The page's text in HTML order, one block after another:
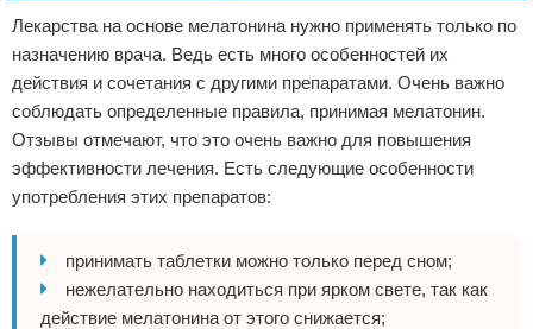
Лекарства на основе мелатонина нужно применять только по
назначению врача. Ведь есть много особенностей их
действия и сочетания с другими препаратами. Очень важно
соблюдать определенные правила, принимая мелатонин.
Отзывы отмечают, что это очень важно для повышения
эффективности лечения. Есть следующие особенности
употребления этих препаратов:
принимать таблетки можно только перед сном;
нежелательно находиться при ярком свете, так как
действие мелатонина от этого снижается;